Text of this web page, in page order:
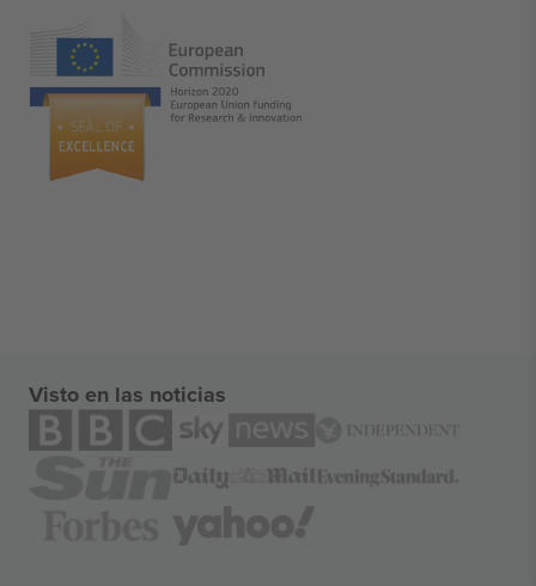
Visto en las noticias